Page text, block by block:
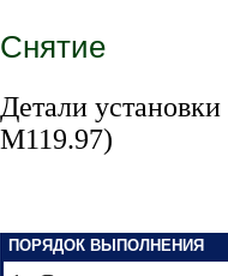
Снятие
Детали
М119.97)
ПОРЯДОК ВЫПОЛНЕНИЯ